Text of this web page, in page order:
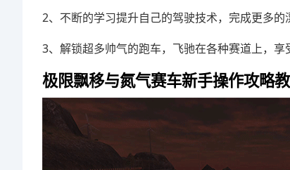
2、不断的学习提升自己的驾驶技术，完成更多的
3、解锁超多帅气的跑车，飞驰在各种赛道上，享
极限飘移与氮气赛车新手操作攻略